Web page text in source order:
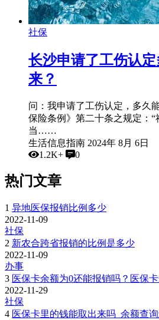
社保
长沙申请了工伤认
来？
问：我申请了工伤认定，多久
保险条例》第二十条之规定：
当……
生活信息指南 2024年 8月 6日
1.2K+
0
热门文章
1 异地医保报销比例多少
2022-11-09
社保
2 新农合跨省报销的比例是多少
2022-11-09
办事
3 医保卡余额为0还能报销吗？医保
2022-11-29
社保
4 医保卡里的钱能取出来吗_余额查